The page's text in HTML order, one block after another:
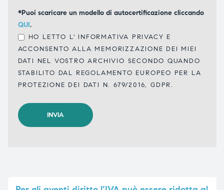
*Puoi scaricare un modello di autocertificazione cliccando
QUI.
HO LETTO L' INFORMATIVA PRIVACY E
ACCONSENTO ALLA MEMORIZZAZIONE DEI MIEI
DATI NEL VOSTRO ARCHIVIO SECONDO QUANDO
STABILITO DAL REGOLAMENTO EUROPEO PER LA
PROTEZIONE DEI DATI N. 679/2016, GDPR.